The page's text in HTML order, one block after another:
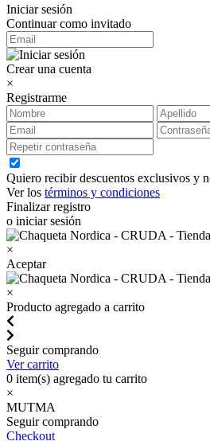
Iniciar sesión
Continuar como invitado
Crear una cuenta
×
Registrarme
Quiero recibir descuentos exclusivos y
Ver los términos y condiciones
Finalizar registro
o iniciar sesión
×
Aceptar
×
Producto agregado a carrito
Seguir comprando
Ver carrito
0 item(s) agregado tu carrito
×
MUTMA
Seguir comprando
Checkout